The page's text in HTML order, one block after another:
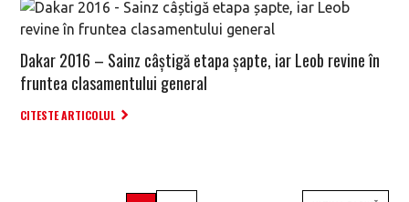
Dakar 2016 – Sainz câștigă etapa șapte, iar Leob revine în
fruntea clasamentului general
CITESTE ARTICOLUL